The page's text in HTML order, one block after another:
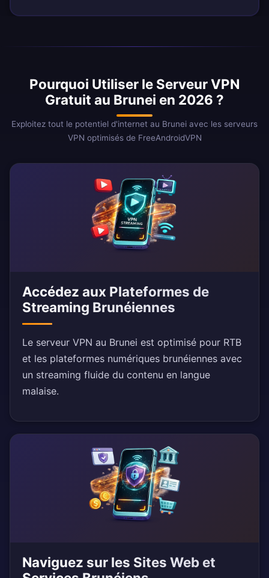
Pourquoi Utiliser le Serveur VPN
Gratuit au Brunei en 2026 ?
Exploitez tout le potentiel d'internet au Brunei avec les serveurs
VPN optimisés de FreeAndroidVPN
Accédez aux Plateformes de
Streaming Brunéiennes
Le serveur VPN au Brunei est optimisé pour RTB
et les plateformes numériques brunéiennes avec
un streaming fluide du contenu en langue
malaise.
Naviguez sur les Sites Web et